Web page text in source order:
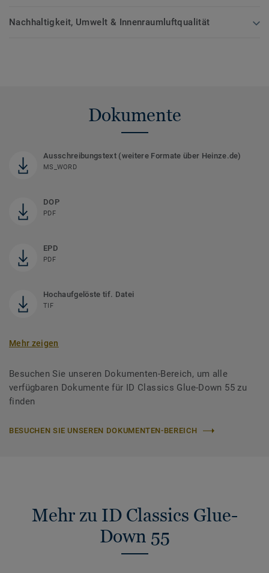
Nachhaltigkeit, Umwelt & Innenraumluftqualität
Dokumente
Ausschreibungstext (weitere Formate über Heinze.de)
MS_WORD
DOP
PDF
EPD
PDF
Hochaufgelöste tif. Datei
TIF
Mehr zeigen
Besuchen Sie unseren Dokumenten-Bereich, um alle
verfügbaren Dokumente für ID Classics Glue-Down 55 zu
finden
BESUCHEN SIE UNSEREN DOKUMENTEN-BEREICH
Mehr zu ID Classics Glue-
Down 55